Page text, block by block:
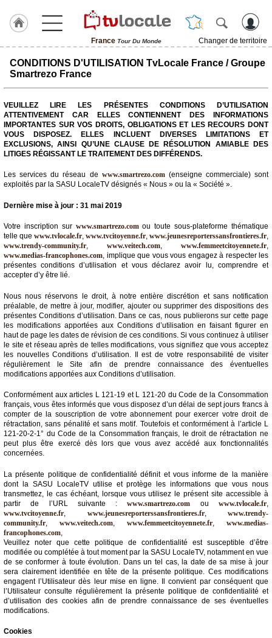
France Tour Du Monde
Changer de territoire
J'adhère
Hulcoq
TvLocale
France
Accueil
Vidéos
Médias
du
Blogs
Prémium
Inscription
annuaire
pro
Accès
CONDITIONS D'UTILISATION TvLocale France / Groupe
Smartrezo France
VEUILLEZ LIRE LES PRÉSENTES CONDITIONS D’UTILISATION
ATTENTIVEMENT CAR ELLES CONTIENNENT DES INFORMATIONS
IMPORTANTES SUR VOS DROITS, OBLIGATIONS ET LES RECOURS DONT
VOUS DISPOSEZ. ELLES INCLUENT DIVERSES LIMITATIONS ET
EXCLUSIONS, AINSI QU’UNE CLAUSE DE RÉSOLUTION AMIABLE DES
LITIGES RÉGISSANT LE TRAITEMENT DES DIFFÉRENDS.
Les services du réseau de www.smartrezo.com(enseigne commerciale) sont
exploités par la SASU LocaleTV désignés « Nous » ou la « Société ».
Dernière mise à jour : 31 mai 2019
Votre inscription sur www.smartrezo.comou toute sous-plateforme thématique
telle que www.tvlocale.fr, www.tvcitoyenne.fr, www.jeunesreporterssansfrontieres.fr,
www.trendy-community.fr, www.veitech.com, www.femmeetcitoyennete.fr,
www.medias-francophones.com, implique que vous vous engagez à respecter les
présentes conditions d’utilisation et vous déclarez avoir lu, comprendre et
accepter d’y être lié.
Nous nous réservons le droit, à notre entière discrétion et sans notification
préalable, de mettre à jour, modifier, ajouter ou supprimer des dispositions des
présentes Conditions d’utilisation. Dans ce cas, nous publierons sur cette page
les modifications apportées aux Conditions d’utilisation en faisant figurer en
haut de page les dates de révision de ces conditions. Si vous continuez à utiliser
le site et réseau après de telles modifications, vous signifiez que vous acceptez
les nouvelles Conditions d’utilisation. Il est de votre responsabilité de visiter
régulièrement le Site afin de prendre connaissance des éventuelles
modifications apportées aux Conditions d’utilisation.
Conformément aux articles L 121-19 et L 121-20 du Code de la Consommation
français, vous êtes informés que vous disposez d’un délai de sept jours francs à
compter de la souscription de votre abonnement pour exercer votre droit de
rétractation, sans pénalité et sans motif. Toutefois et conformément à l’article L
121-20-2-1° du Code de la Consommation français, le droit de rétractation ne
peut plus être exercé dès lors que vous avez accédé aux fonctionnalités
concernées.
La présente politique de confidentialité définit et vous informe de la manière
dont la SASU LocaleTV utilise et protège les informations que vous nous
transmettez, le cas échéant, lorsque vous utilisez le présent site accessible à
partir de l’URL suivante :www.smartrezo.com ouwww.tvlocale.fr,
www.tvcitoyenne.fr, www.jeunesreporterssansfrontieres.fr, www.trendy-
community.fr, www.veitech.com, www.femmeetcitoyennete.fr, www.medias-
francophones.com,
Veuillez noter que cette politique de confidentialité est susceptible d’être
modifiée ou complétée à tout moment par la SASU LocaleTV, notamment en vue
de se conformer à toute évolution. Dans un tel cas, la date de sa mise à jour
sera clairement identifiée en tête de la présente politique. Ces modifications
engagent l’Utilisateur dès leur mise en ligne. Il convient par conséquent que
l’Utilisateur consulte régulièrement la présente politique de confidentialité et
d’utilisation des cookies afin de prendre connaissance de ses éventuelles
modifications.
Cookies